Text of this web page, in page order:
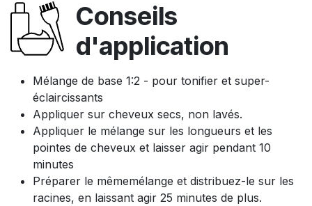
Conseils
d'application
Mélange de base 1:2 - pour tonifier et super-
éclaircissants
Appliquer sur cheveux secs, non lavés.
Appliquer le mélange sur les longueurs et les
pointes de cheveux et laisser agir pendant 10
minutes
Préparer le mêmemélange et distribuez-le sur les
racines, en laissant agir 25 minutes de plus.